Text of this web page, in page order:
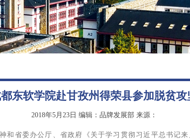
软
神
数据科学与基础学院
马克思主义学院
继续教育（培训）学院
后勤保
都东软学院赴甘孜州得荣县参加脱贫
2018年5月23日 编辑：品牌发展部 来源：
和省委办公厅、省政府《关于学习贯彻习近平总书记